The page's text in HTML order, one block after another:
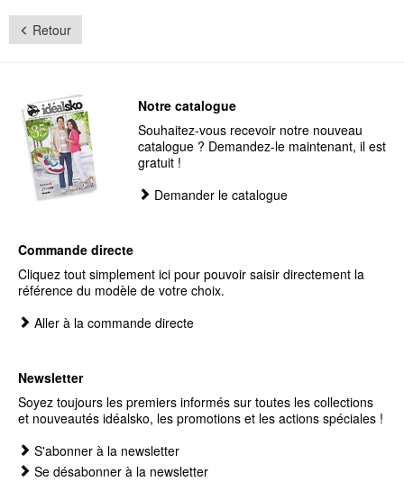
Retour
Notre catalogue
Souhaitez-vous recevoir notre nouveau
catalogue ? Demandez-le maintenant, il est
gratuit !
Demander le catalogue
Commande directe
Cliquez tout simplement ici pour pouvoir saisir directement la
référence du modèle de votre choix.
Aller à la commande directe
Newsletter
Soyez toujours les premiers informés sur toutes les collections
et nouveautés idéalsko, les promotions et les actions spéciales !
S'abonner à la newsletter
Se désabonner à la newsletter